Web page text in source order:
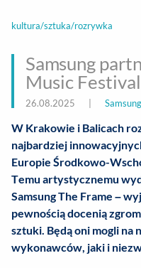
kultura/sztuka/rozrywka
Samsung
Music Festival
26.08.2025
W Krakowie i Balicach
najbardziej
Europie Środkowo-
Temu artystycznemu
Samsung The Frame –
pewnością docenią
sztuki. Będą oni mogli na
wykonawców, jaki i